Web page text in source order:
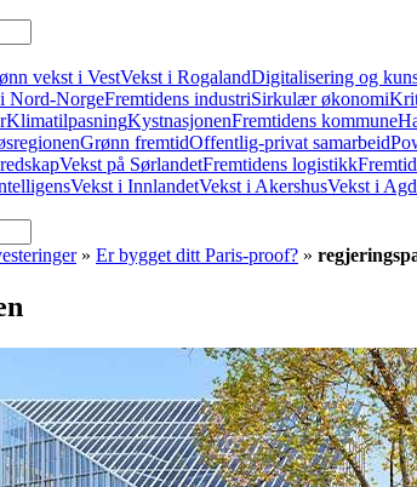
vekst i VestVekst i RogalandDigitalisering og
Nord-NorgeFremtidens industriSirkulær økonomi
KlimatilpasningKystnasjonenFremtidens kommune
Grønn fremtidOffentlig-privat samarbeid
Vekst på SørlandetFremtidens logistikk
Vekst i InnlandetVekst i AkershusVekst i
» Er bygget ditt Paris-proof? »